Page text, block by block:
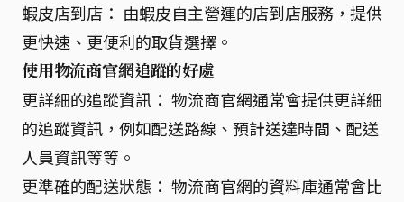
蝦皮店到店： 由蝦皮自主營運的店到店服務，提供
更快速、更便利的取貨選擇。
使用物流商官網追蹤的好處
更詳細的追蹤資訊： 物流商官網通常會提供更詳細
的追蹤資訊，例如配送路線、預計送達時間、配送
人員資訊等等。
更準確的配送狀態： 物流商官網的資料庫通常會比